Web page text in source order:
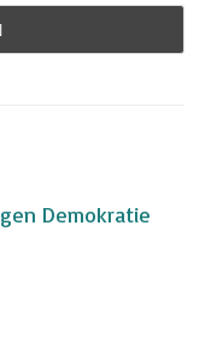
Demokratie